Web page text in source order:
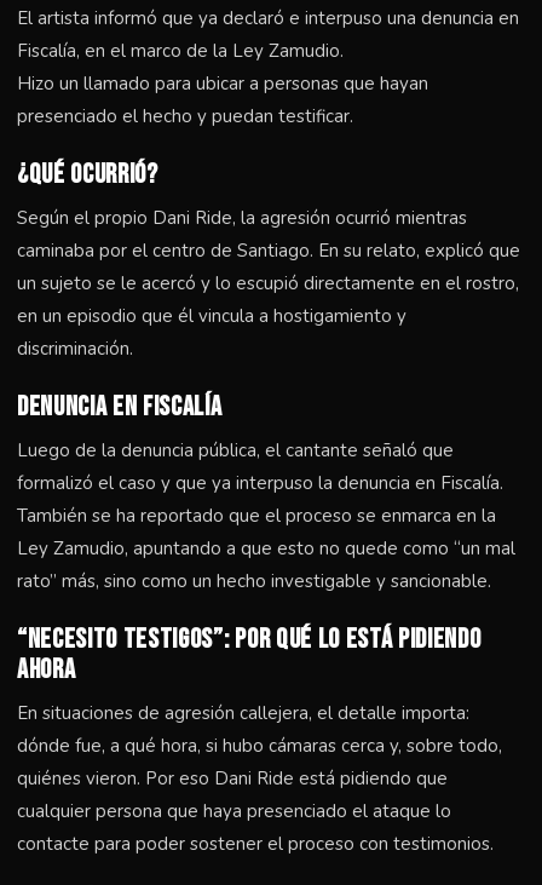
El artista informó que ya declaró e interpuso una denuncia en
Fiscalía, en el marco de la Ley Zamudio.
Hizo un llamado para ubicar a personas que hayan
presenciado el hecho y puedan testificar.
¿Qué Ocurrió?
Según el propio Dani Ride, la agresión ocurrió mientras
caminaba por el centro de Santiago. En su relato, explicó que
un sujeto se le acercó y lo escupió directamente en el rostro,
en un episodio que él vincula a hostigamiento y
discriminación.
Denuncia en Fiscalía
Luego de la denuncia pública, el cantante señaló que
formalizó el caso y que ya interpuso la denuncia en Fiscalía.
También se ha reportado que el proceso se enmarca en la
Ley Zamudio, apuntando a que esto no quede como “un mal
rato” más, sino como un hecho investigable y sancionable.
“Necesito testigos”: por qué lo está pidiendo
ahora
En situaciones de agresión callejera, el detalle importa:
dónde fue, a qué hora, si hubo cámaras cerca y, sobre todo,
quiénes vieron. Por eso Dani Ride está pidiendo que
cualquier persona que haya presenciado el ataque lo
contacte para poder sostener el proceso con testimonios.